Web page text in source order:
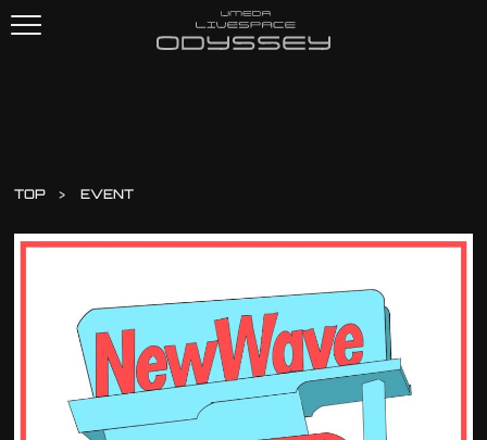
TOP EVENT